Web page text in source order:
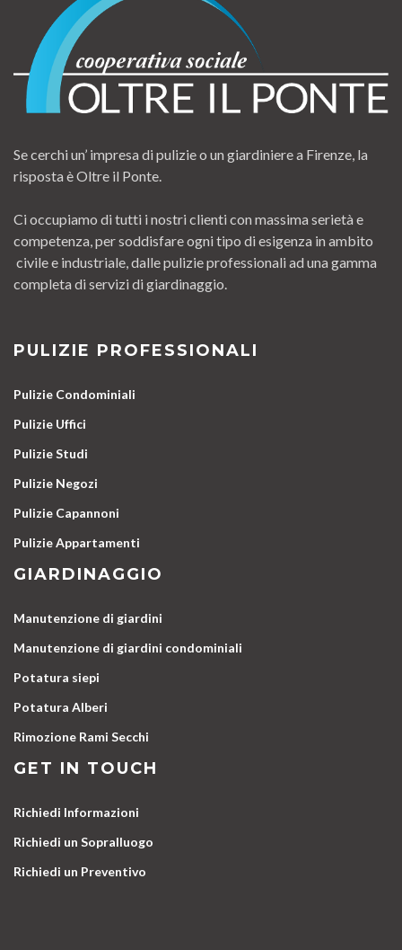
Se cerchi un’ impresa di pulizie o un giardiniere a Firenze, la
risposta è Oltre il Ponte.
Ci occupiamo di tutti i nostri clienti con massima serietà e
competenza, per soddisfare ogni tipo di esigenza in ambito
civile e industriale, dalle pulizie professionali ad una gamma
completa di servizi di giardinaggio.
PULIZIE PROFESSIONALI
Pulizie Condominiali
Pulizie Uffici
Pulizie Studi
Pulizie Negozi
Pulizie Capannoni
Pulizie Appartamenti
GIARDINAGGIO
Manutenzione di giardini
Manutenzione di giardini condominiali
Potatura siepi
Potatura Alberi
Rimozione Rami Secchi
GET IN TOUCH
Richiedi Informazioni
Richiedi un Sopralluogo
Richiedi un Preventivo